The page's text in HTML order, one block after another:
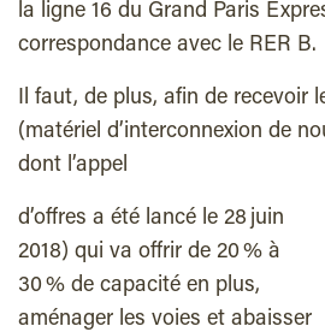
la ligne 16 du Grand Paris
correspondance avec le RER B.
Il faut, de plus, afin de recevoir
(matériel d’interconnexion de
dont l’appel
d’offres a été lancé le 28 juin
2018) qui va offrir de 20 % à
30 % de capacité en plus,
aménager les voies et abaisser